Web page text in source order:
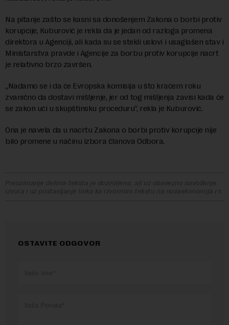
Na pitanje zašto se kasni sa donošenjem Zakona o borbi protiv
korupcije, Kuburović je rekla da je jedan od razloga promena
direktora u Agenciji, ali kada su se stekli uslovi i usaglašen stav i
Ministarstva pravde i Agencije za borbu protiv korupcije nacrt
je relativno brzo završen.
„Nadamo se i da će Evropska komisija u što kraćem roku
zvanično da dostavi mišljenje, jer od tog mišljenja zavisi kada će
se zakon ući u skupštinsku proceduru“, rekla je Kuburović.
Ona je navela da u nacrtu Zakona o borbi protiv korupcije nije
bilo promene u načinu izbora članova Odbora.
Preuzimanje delova teksta je dozvoljeno, ali uz obavezno navođenje
izvora i uz postavljanje linka ka izvornom tekstu na novaekonomija.rs
OSTAVITE ODGOVOR